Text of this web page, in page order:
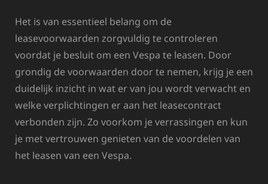
Het is van essentieel belang om de
leasevoorwaarden zorgvuldig te controleren
voordat je besluit om een Vespa te leasen. Door
grondig de voorwaarden door te nemen, krijg je een
duidelijk inzicht in wat er van jou wordt verwacht en
welke verplichtingen er aan het leasecontract
verbonden zijn. Zo voorkom je verrassingen en kun
je met vertrouwen genieten van de voordelen van
het leasen van een Vespa.